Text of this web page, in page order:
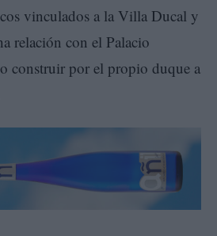
vinculados a la Villa Ducal y
relación con el Palacio
construir por el propio duque a